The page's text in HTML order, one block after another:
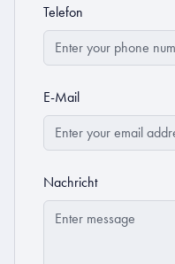
Telefon
E-Mail
Nachricht